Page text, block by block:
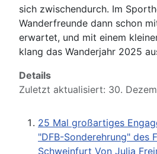
sich zwischendurch. Im
Wanderfreunde dann schon
erwartet, und mit einem
klang das Wanderjahr 2025
Details
Zuletzt aktualisiert: 30.
25 Mal großartiges
"DFB-Sonderehrung" des
Schweinfurt Von Julia